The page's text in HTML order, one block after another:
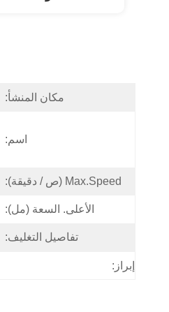
مكان المنشأ:
اسم:
Max.Speed ​​(ص / دقيقة):
الأعلى. السعة (مل):
تفاصيل التغليف:
إبراز: